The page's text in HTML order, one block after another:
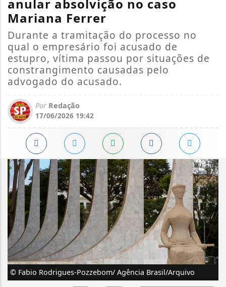
anular absolvição no caso
Mariana Ferrer
Durante a tramitação do processo no
qual o empresário foi acusado de
estupro, vítima passou por situações de
constrangimento causadas pelo
advogado do acusado.
Por Redação
17/06/2026 19:42
© Fabio Rodrigues-Pozzebom/ Agência Brasil/Arquivo